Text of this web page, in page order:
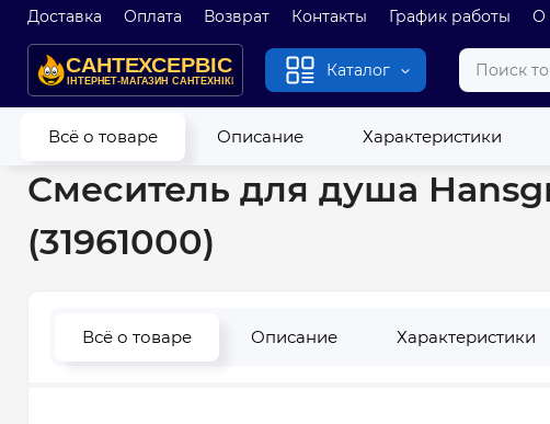
Доставка Оплата Возврат Контакты График работы О
Каталог
Всё о товаре Описание Характеристики
Главная Новые Смеситель для душа Hansgrohe Focus E Mini 110
Смеситель для душа
(31961000)
Всё о товаре Описание Характеристики